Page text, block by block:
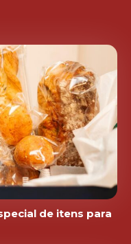
de itens para